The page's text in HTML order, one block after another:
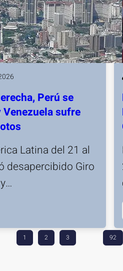
Perú se
sufre
Latina del 21 al
desapercibido Giro
1 2 3 92